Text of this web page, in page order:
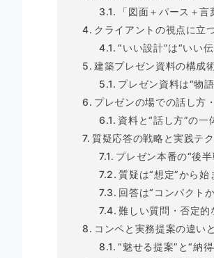
「図面＋パース＋
クライアントの視点に立
“いい設計”は“いい
建築プレゼン資料の構成
プレゼン資料は“物
プレゼンの場での話し方
資料と“話し方”の一
質疑応答の戦略と実践テ
プレゼン本番の“後
質疑は“想定”から始
回答は“コンパクト
難しい質問・否定
コンペと実務提案の違い
“魅せる提案”と“納